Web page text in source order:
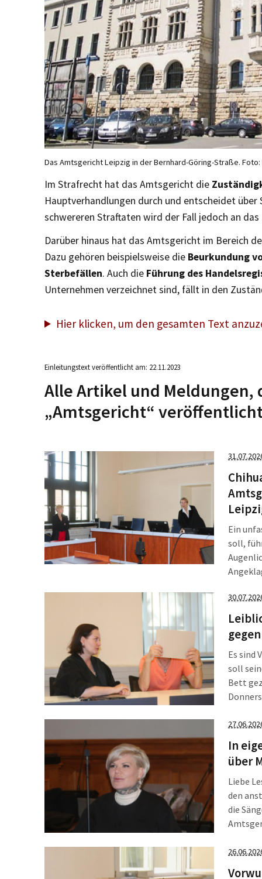
Das Amtsgericht Leipzig in der Bernhard-Göring-Straße. Foto:
Im Strafrecht hat das Amtsgericht die
Hauptverhandlungen durch und entscheidet
schwereren Straftaten wird der Fall jedoch an
Darüber hinaus hat das Amtsgericht im Bereich
Dazu gehören beispielsweise die Beurkundung
Sterbefällen. Auch die Führung des
Unternehmen verzeichnet sind, fällt in den
Hier klicken, um den gesamten Text
Einleitungstext veröffentlicht am: 22.11.2023
Alle Artikel und Meldungen,
„Amtsgericht“
Ein
soll,
Es sind
soll
Bett
[…]
In
über
Liebe
den
die